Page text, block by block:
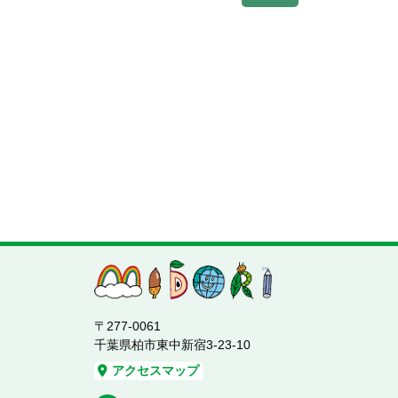
〒277-0061
千葉県柏市東中新宿3-23-10
アクセスマップ